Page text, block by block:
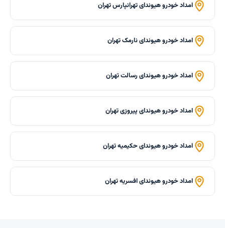
امداد خودرو هیوندای تهرانپارس تهران
امداد خودرو هیوندای نارمک تهران
امداد خودرو هیوندای رسالت تهران
امداد خودرو هیوندای پیروزی تهران
امداد خودرو هیوندای حکیمیه تهران
امداد خودرو هیوندای افسریه تهران